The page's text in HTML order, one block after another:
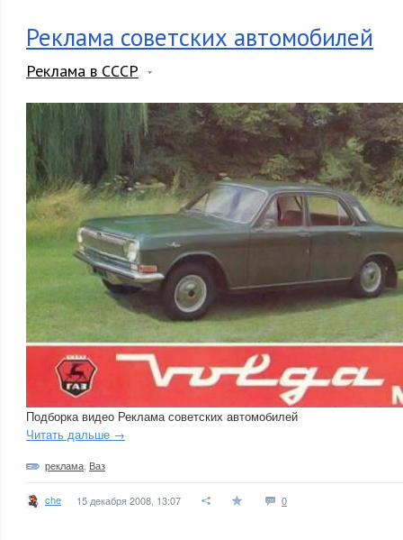
Реклама советских автомобилей
Реклама в СССР
Подборка видео Реклама советских автомобилей
Читать дальше →
реклама Ваз
che 15 декабря 2008, 13:07 0